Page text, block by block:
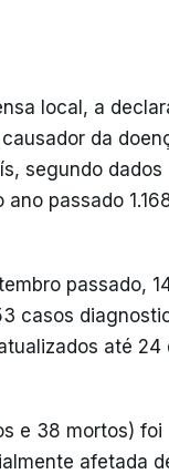
local, a
da
segundo dados
passado
passado,
casos
até 24
e 38 mortos) foi
afetada